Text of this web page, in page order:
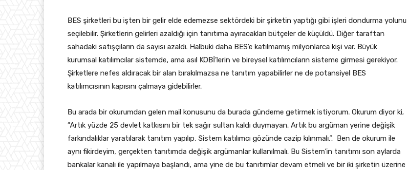
BES şirketleri bu işten bir gelir elde edemezse sektördeki bir şirketin yaptığı gibi işleri dondurma yolunu
seçilebilir. Şirketlerin gelirleri azaldığı için tanıtıma ayıracakları bütçeler de küçüldü. Diğer taraftan
sahadaki satışçıların da sayısı azaldı. Halbuki daha BES’e katılmamış milyonlarca kişi var. Büyük
kurumsal katılımcılar sistemde, ama asıl KOBİ’lerin ve bireysel katılımcıların sisteme girmesi gerekiyor.
Şirketlere nefes aldıracak bir alan bırakılmazsa ne tanıtım yapabilirler ne de potansiyel BES
katılımcısının kapısını çalmaya gidebilirler.
Bu arada bir okurumdan gelen mail konusunu da burada gündeme getirmek istiyorum. Okurum diyor ki,
“Artık yüzde 25 devlet katkısını bir tek sağır sultan kaldı duymayan. Artık bu argüman yerine değişik
farkındalıklar yaratılarak tanıtım yapılıp, Sistem katılımcı gözünde cazip kılınmalı.”. Ben de okurum ile
aynı fikirdeyim, gerçekten tanıtımda değişik argümanlar kullanılmalı. Bu Sistem’in tanıtımı son aylarda
bankalar kanalı ile yapılmaya başlandı, ama yine de bu tanıtımlar devam etmeli ve bir iki şirketin üzerine